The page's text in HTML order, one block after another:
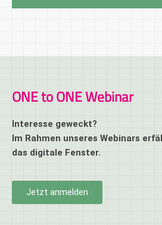
ONE to ONE Webinar
Interesse geweckt?
Im Rahmen unseres Webinars
das digitale Fenster.
Jetzt anmelden